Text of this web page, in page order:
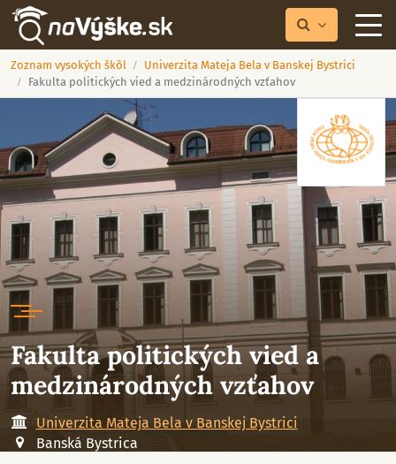
Zoznam vysokých škôl
Univerzita Mateja Bela v Banskej Bystrici
Fakulta politických vied a medzinárodných vzťahov
Fakulta politických vied a
medzinárodných vzťahov
Univerzita Mateja Bela v Banskej Bystrici
Banská Bystrica